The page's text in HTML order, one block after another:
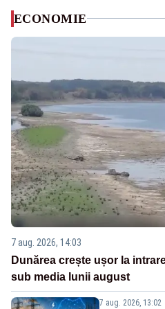
ECONOMIE
7 aug. 2026, 14:03
Dunărea crește ușor la
sub media lunii august
7 aug. 2026, 13:02